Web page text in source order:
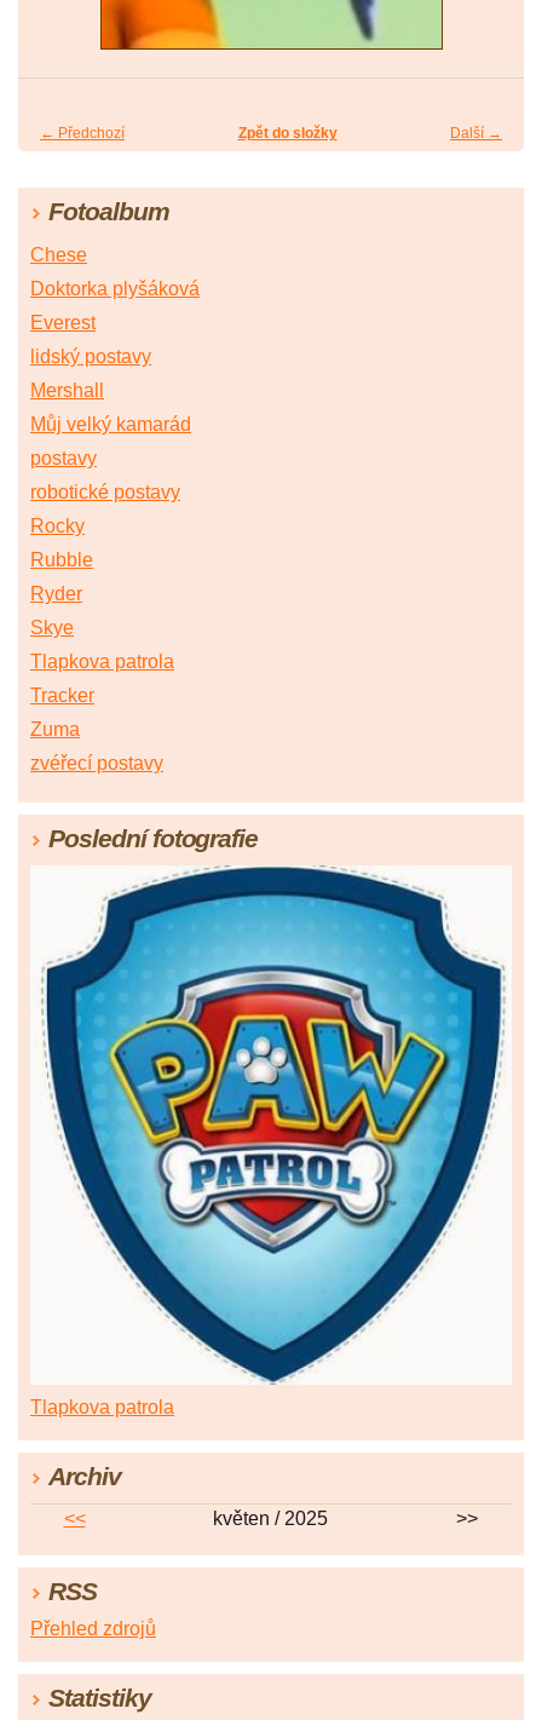
← Předchozí Další →
Zpět do složky
Fotoalbum
Chese
Doktorka plyšáková
Everest
lidský postavy
Mershall
Můj velký kamarád
postavy
robotické postavy
Rocky
Rubble
Ryder
Skye
Tlapkova patrola
Tracker
Zuma
zvéřecí postavy
Poslední fotografie
Tlapkova patrola
Archiv
<< květen / 2025 >>
RSS
Přehled zdrojů
Statistiky